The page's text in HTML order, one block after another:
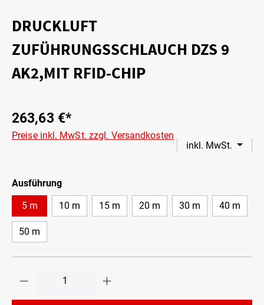
DRUCKLUFT
ZUFÜHRUNGSSCHLAUCH DZS 9
AK2,MIT RFID-CHIP
263,63 €*
inkl. MwSt.
Preise inkl. MwSt. zzgl. Versandkosten
Ausführung
5 m
10 m 15 m 20 m 30 m 40 m
50 m